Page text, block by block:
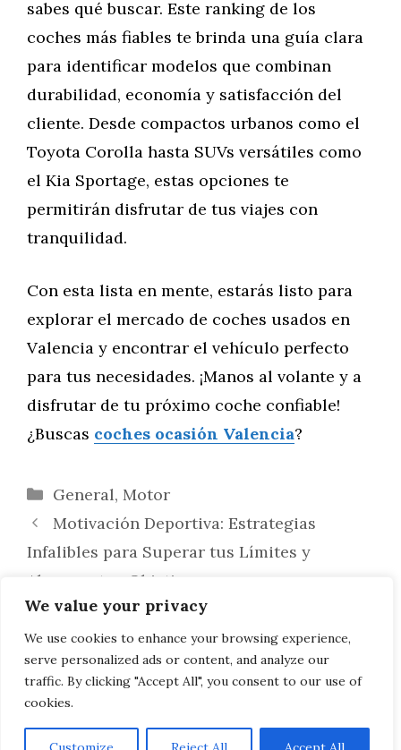
We value your privacy
We use cookies to enhance your browsing experience,
serve personalized ads or content, and analyze our
traffic. By clicking "Accept All", you consent to our use of
cookies.
sabes qué buscar. Este ranking de los
coches más fiables te brinda una guía clara
para identificar modelos que combinan
durabilidad, economía y satisfacción del
cliente. Desde compactos urbanos como el
Toyota Corolla hasta SUVs versátiles como
el Kia Sportage, estas opciones te
permitirán disfrutar de tus viajes con
tranquilidad.
Con esta lista en mente, estarás listo para
explorar el mercado de coches usados en
Valencia y encontrar el vehículo perfecto
para tus necesidades. ¡Manos al volante y a
disfrutar de tu próximo coche confiable!
¿Buscas coches ocasión Valencia?
Categorías
General, Motor
Motivación Deportiva: Estrategias
Infalibles para Superar tus Límites y
Alcanzar tus Objetivos
Renting cerca de ti: descubre los
concesionarios Crestanevada y su entrega a
domicilio en Madrid